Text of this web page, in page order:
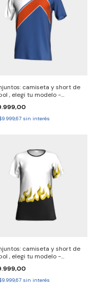
camiseta y short de
, elegi tu modelo -
entrega 30/40 dias
sin interés
camiseta y short de
, elegi tu modelo -
entrega 30/40 dias
sin interés